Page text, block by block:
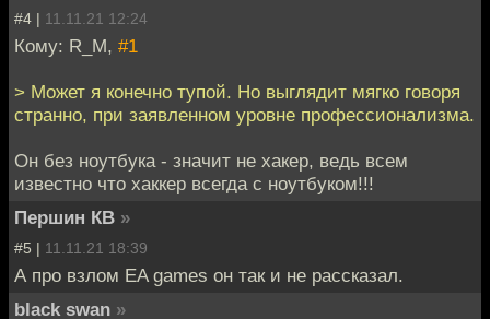
#4 | 11.11.21 12:24
Кому: R_M, #1
> Может я конечно тупой. Но выглядит мягко говоря
странно, при заявленном уровне профессионализма.
Он без ноутбука - значит не хакер, ведь всем
известно что хаккер всегда с ноутбуком!!!
Першин КВ »
#5 | 11.11.21 18:39
А про взлом EA games он так и не рассказал.
black swan »